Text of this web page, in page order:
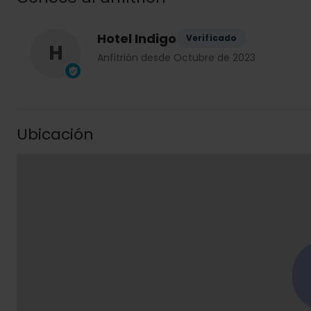
H
Hotel Indigo Verificado
Anfitrión desde Octubre de 2023
Ubicación